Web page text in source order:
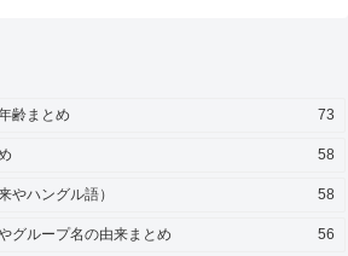
齢まとめ 73
58
やハングル語） 58
グループ名の由来まとめ 56